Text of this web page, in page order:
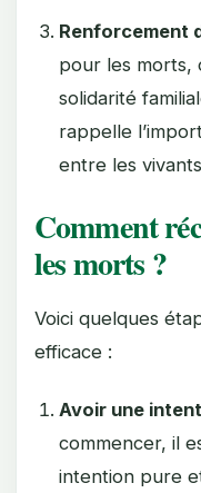
Renforcement
pour les morts,
solidarité
rappelle
entre les
Comment
les morts ?
Voici quelques
efficace :
Avoir une
commencer, il
intention pure